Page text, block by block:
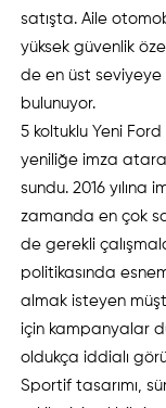
satışta. Aile
yüksek güvenlik
de en üst seviyeye
bulunuyor.
5 koltuklu Yeni
yeniliğe imza
sundu. 2016 yılına
zamanda en çok
de gerekli
politikasında
almak isteyen
için kampanyalar
oldukça iddialı
Sportif tasarımı,